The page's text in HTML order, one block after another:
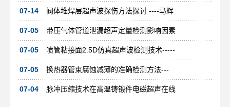
07-14 阀体堆焊层超声波探伤方法探讨 ----马辉
07-05 带压气体管道泄漏超声定量检测影响因素
07-05 喷管粘接面2.5D仿真超声波检测技术-----
07-05 换热器管束腐蚀减薄的准确检测方法---
07-04 脉冲压缩技术在高温铸锻件电磁超声在线